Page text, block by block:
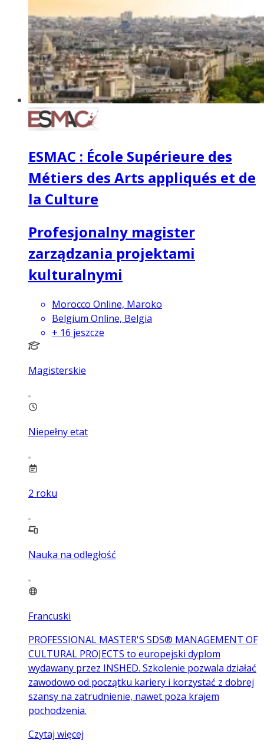
ESMAC : École Supérieure des
Métiers des Arts appliqués et de
la Culture
Profesjonalny magister
zarządzania projektami
kulturalnymi
Morocco Online, Maroko
Belgium Online, Belgia
+ 16 jeszcze
Magisterskie
Niepełny etat
2 roku
Nauka na odległość
Francuski
PROFESSIONAL MASTER'S SDS® MANAGEMENT OF
CULTURAL PROJECTS to europejski dyplom
wydawany przez INSHED. Szkolenie pozwala działać
zawodowo od początku kariery i korzystać z dobrej
szansy na zatrudnienie, nawet poza krajem
pochodzenia.
Czytaj więcej